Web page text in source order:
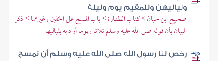
ولياليهن وللمقيم يوم وليلة
صحيح ابن حبان > كتاب الطهارة > باب المسح على الخفين وغيرهما > ذكر
البيان بأن قوله صلى الله عليه وسلم ثلاثا ويوما أراد به بلياليها
رخص لنا رسول الله صلى الله عليه وسلم أن نمسح